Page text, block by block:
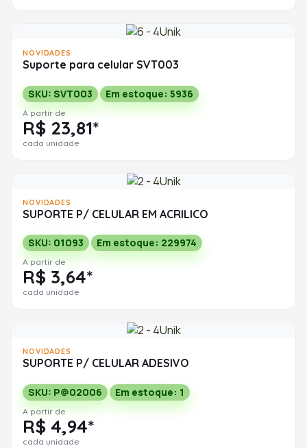
NOVIDADES
Suporte para celular SVT003
SKU: SVT003 Em estoque: 5936
A partir de
R$ 23,81*
cada unidade
NOVIDADES
SUPORTE P/ CELULAR EM ACRILICO
SKU: 01093 Em estoque: 229974
A partir de
R$ 3,64*
cada unidade
NOVIDADES
SUPORTE P/ CELULAR ADESIVO
SKU: P@02006 Em estoque: 1
A partir de
R$ 4,94*
cada unidade